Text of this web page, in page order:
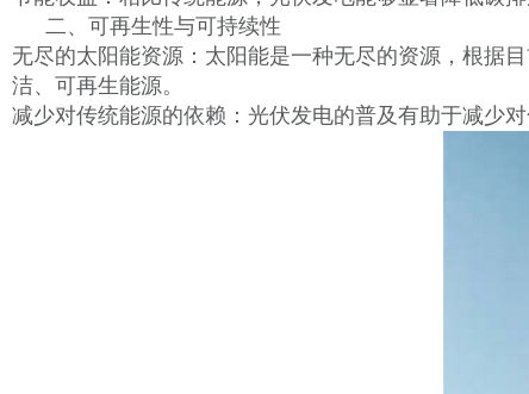
二、可再生性与可持续性
无尽的太阳能资源：太阳能是一种无尽的资源，根据
洁、可再生能源。
减少对传统能源的依赖：光伏发电的普及有助于减少